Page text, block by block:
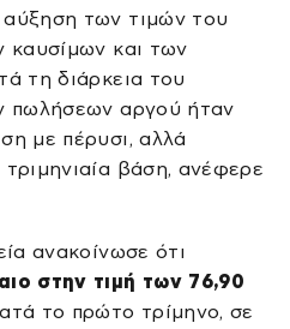
των τιμών του
καυσίμων και των
τη διάρκεια του
πωλήσεων αργού ήταν
με πέρυσι, αλλά
βάση, ανέφερε
ανακοίνωσε ότι
στην τιμή των 76,90
το πρώτο τρίμηνο, σε